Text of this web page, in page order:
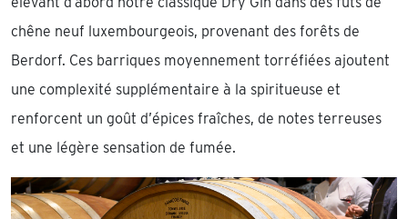
chêne neuf luxembourgeois, provenant des forêts de
Berdorf. Ces barriques moyennement torréfiées ajoutent
une complexité supplémentaire à la spiritueuse et
renforcent un goût d’épices fraîches, de notes terreuses
et une légère sensation de fumée.